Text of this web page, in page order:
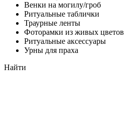
Венки на могилу/гроб
Ритуальные таблички
Траурные ленты
Фоторамки из живых цветов
Ритуальные аксессуары
Урны для праха
Найти